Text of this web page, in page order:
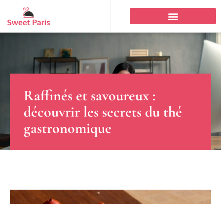
Raffinés et savoureux :
découvrir les secrets du thé
gastronomique